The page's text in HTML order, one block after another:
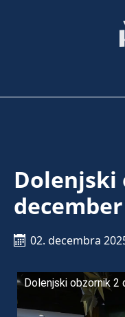
Dolenjski
02. decembra
Dolenjski obzornik